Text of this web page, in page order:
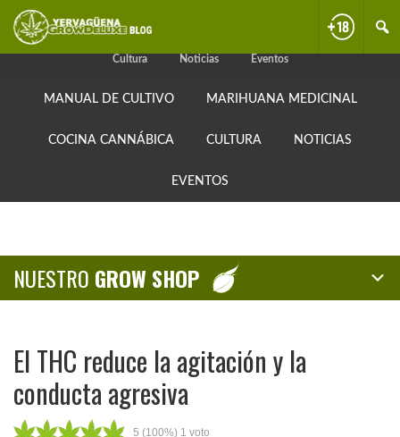
Skip
primary
Skip
content
Skip
primary
Manual de cultivo Cocina cannábica
Cultura Noticias Eventos
MANUAL DE CULTIVO MARIHUANA MEDICINAL
COCINA CANNÁBICA CULTURA NOTICIAS
EVENTOS
El THC reduce la agitación y la
conducta agresiva
5 (100%) 1 voto
NUESTRO GROW SHOP